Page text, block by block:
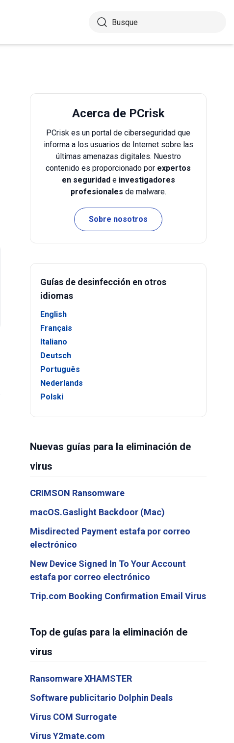
Acerca de PCrisk
PCrisk es un portal de ciberseguridad que
informa a los usuarios de Internet sobre las
últimas amenazas digitales. Nuestro
contenido es proporcionado por expertos
en seguridade investigadores
profesionales de malware.
Sobre nosotros
Guías de desinfección en otros
idiomas
English
Français
Italiano
Deutsch
Português
Nederlands
Polski
Nuevas guías para la eliminación de
virus
CRIMSON Ransomware
macOS.Gaslight Backdoor (Mac)
Misdirected Payment estafa por correo
electrónico
New Device Signed In To Your Account
estafa por correo electrónico
Trip.com Booking Confirmation Email Virus
Top de guías para la eliminación de
virus
Ransomware XHAMSTER
Software publicitario Dolphin Deals
Virus COM Surrogate
Virus Y2mate.com